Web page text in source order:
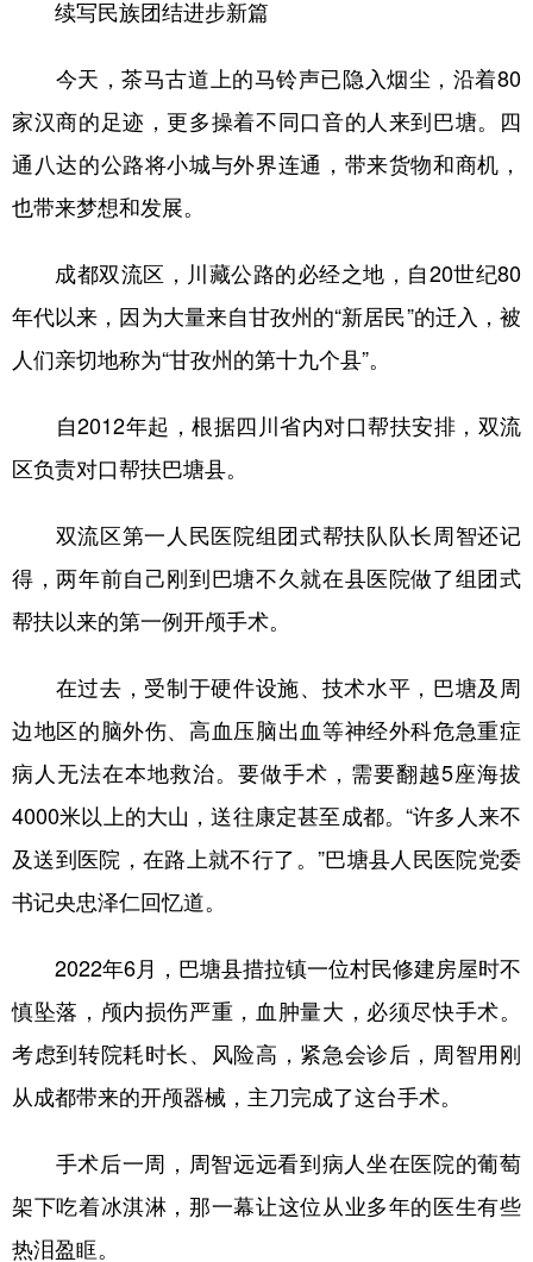
续写民族团结进步新篇
今天，茶马古道上的马铃声已隐入烟尘，沿着80
家汉商的足迹，更多操着不同口音的人来到巴塘。四
通八达的公路将小城与外界连通，带来货物和商机，
也带来梦想和发展。
成都双流区，川藏公路的必经之地，自20世纪80
年代以来，因为大量来自甘孜州的“新居民”的迁入，被
人们亲切地称为“甘孜州的第十九个县”。
自2012年起，根据四川省内对口帮扶安排，双流
区负责对口帮扶巴塘县。
双流区第一人民医院组团式帮扶队队长周智还记
得，两年前自己刚到巴塘不久就在县医院做了组团式
帮扶以来的第一例开颅手术。
在过去，受制于硬件设施、技术水平，巴塘及周
边地区的脑外伤、高血压脑出血等神经外科危急重症
病人无法在本地救治。要做手术，需要翻越5座海拔
4000米以上的大山，送往康定甚至成都。“许多人来不
及送到医院，在路上就不行了。”巴塘县人民医院党委
书记央忠泽仁回忆道。
2022年6月，巴塘县措拉镇一位村民修建房屋时不
慎坠落，颅内损伤严重，血肿量大，必须尽快手术。
考虑到转院耗时长、风险高，紧急会诊后，周智用刚
从成都带来的开颅器械，主刀完成了这台手术。
手术后一周，周智远远看到病人坐在医院的葡萄
架下吃着冰淇淋，那一幕让这位从业多年的医生有些
热泪盈眶。